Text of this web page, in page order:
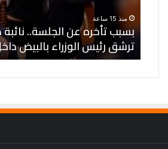
رئيس
الوزراء
بالبيض
داخل
منذ 15 ساعة
بسبب تأخره عن الجلسة..
ترشق رئيس الوزراء بالبيض